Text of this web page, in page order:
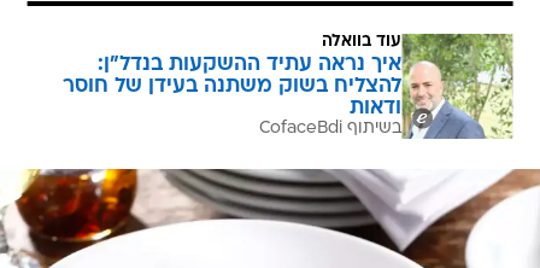
עוד בוואלה
איך נראה עתיד ההשקעות בנדל"ן:
להצליח בשוק משתנה בעידן של חוסר
ודאות
בשיתוף CofaceBdi